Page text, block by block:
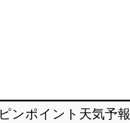
ピンポイント天気予報